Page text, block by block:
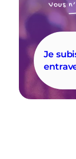
Vous
Je